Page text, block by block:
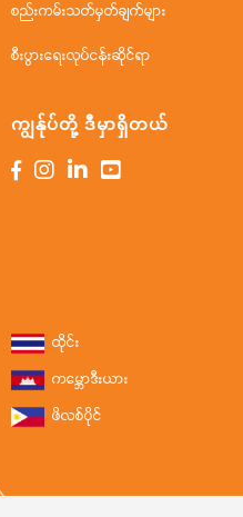
စည်းကမ်းသတ်မှတ်ချက်များ
စီးပွားရေးလုပ်ငန်းဆိုင်ရာ
ကျွန်ုပ်တို့ ဒီမှာရှိတယ်
ထိုင်း
ကမ္ဘောဒီးယား
ဖိလစ်ပိုင်